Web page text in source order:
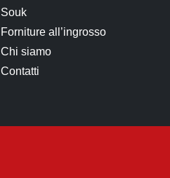
Souk
Forniture all’ingrosso
Chi siamo
Contatti